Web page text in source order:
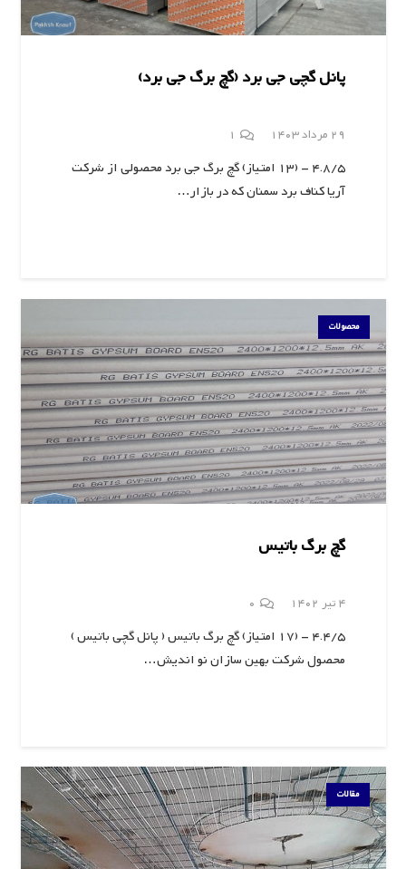
پانل گچی جی برد (گچ برگ جی برد)
29 مرداد 1403 1
4.8/5 - (13 امتیاز) گچ برگ جی برد محصولی از شرکت
آریا کناف برد سمنان که در بازار…
محصولات
گچ برگ باتیس
4 تیر 1402 0
4.4/5 - (17 امتیاز) گچ برگ باتیس ( پانل گچی باتیس )
محصول شرکت بهین سازان نو اندیش…
مقالات